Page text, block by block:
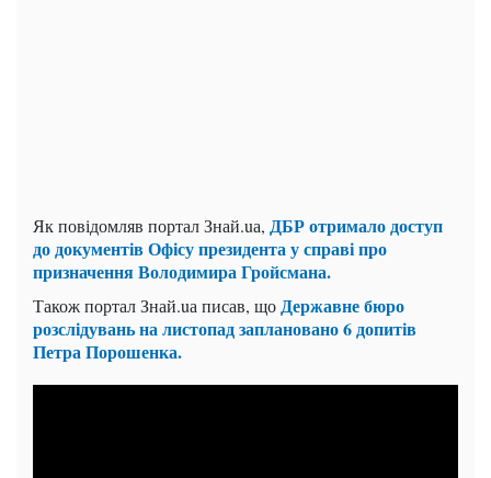
Як повідомляв портал Знай.uа, ДБР отримало доступ
до документів Офісу президента у справі про
призначення Володимира Гройсмана.
Також портал Знай.uа писав, щоДержавне бюро
розслідувань на листопад заплановано 6 допитів
Петра Порошенка.